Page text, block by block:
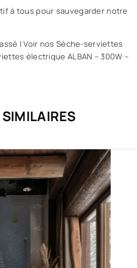
à tous pour sauvegarder notre
|Voir nos Sèche-serviettes
électrique ALBAN – 300W –